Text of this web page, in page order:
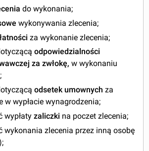
do wykonania;
wykonywania zlecenia;
za wykonanie zlecenia;
odpowiedzialności
za zwłokę, w wykonaniu
odsetek umownych za
w wypłacie wynagrodzenia;
wypłatyzaliczki na poczet zlecenia;
wykonania zlecenia przez inną osobę